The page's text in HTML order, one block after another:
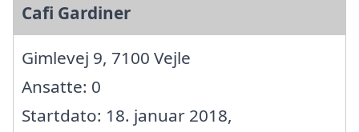
Cafi Gardiner
Gimlevej 9, 7100 Vejle
Ansatte: 0
Startdato: 18. januar 2018,